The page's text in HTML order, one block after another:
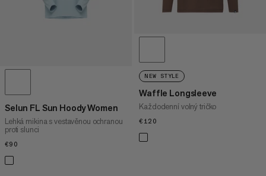
Selun FL Sun Hoody Women
Lehká mikina s vestavěnou ochranou
proti slunci
€90
NEW STYLE
Waffle Longsleeve
Každodenní volný tričko
€120